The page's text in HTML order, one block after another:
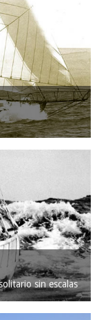
sin escalas